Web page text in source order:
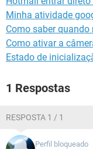
Minha atividade
Como saber
Como ativar a
Estado de
1 Respostas
RESPOSTA 1 / 1
Perfil bloqueado